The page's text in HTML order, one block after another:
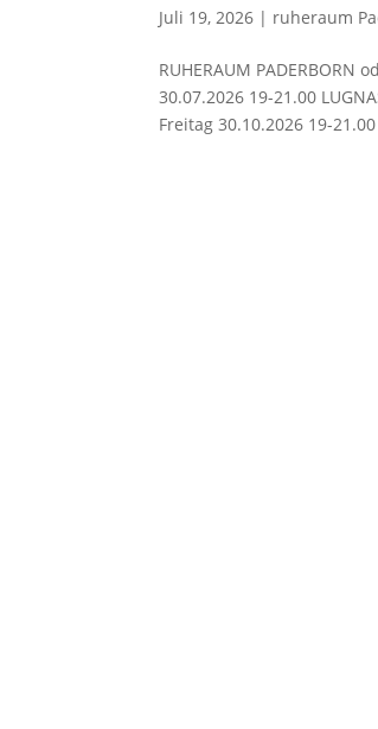
Juli 19, 2026 | ruheraum
RUHERAUM
30.07.2026 19-21.00
Freitag 30.10.2026 19-